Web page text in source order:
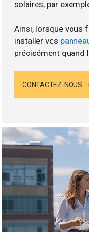
solaires, par
Ainsi, lorsque vous
installer vos
précisément quand
CONTACTEZ-NOUS